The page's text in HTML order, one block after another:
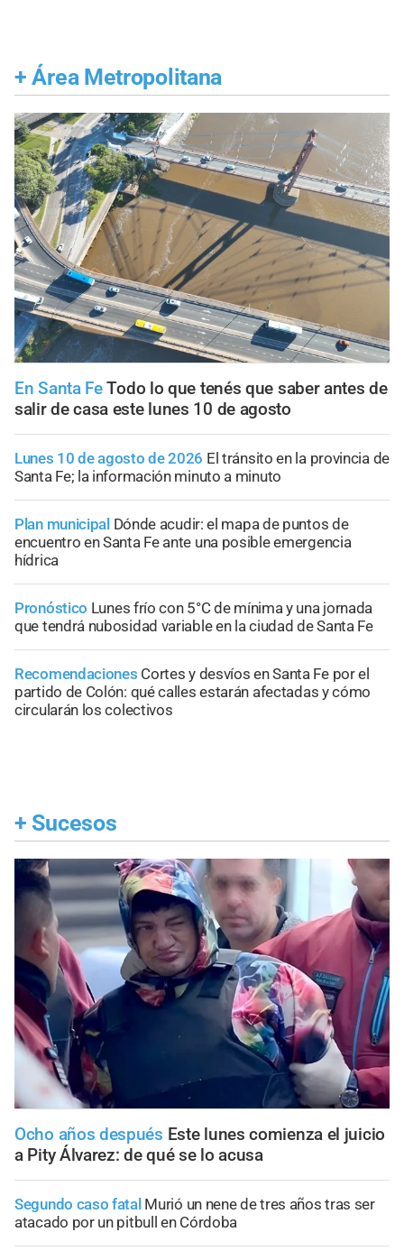
+ Área Metropolitana
En Santa FeTodo lo que tenés que saber antes de
salir de casa este lunes 10 de agosto
Lunes 10 de agosto de 2026 El tránsito en la provincia de
Santa Fe; la información minuto a minuto
Plan municipal Dónde acudir: el mapa de puntos de
encuentro en Santa Fe ante una posible emergencia
hídrica
Pronóstico Lunes frío con 5°C de mínima y una jornada
que tendrá nubosidad variable en la ciudad de Santa Fe
Recomendaciones Cortes y desvíos en Santa Fe por el
partido de Colón: qué calles estarán afectadas y cómo
circularán los colectivos
+ Sucesos
Ocho años después Este lunes comienza el juicio
a Pity Álvarez: de qué se lo acusa
Segundo caso fatal Murió un nene de tres años tras ser
atacado por un pitbull en Córdoba